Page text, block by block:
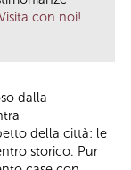
con noi!
dalla
della città: le
storico. Pur